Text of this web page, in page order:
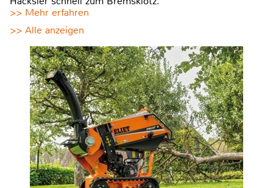
>> Mehr erfahren
>> Alle anzeigen